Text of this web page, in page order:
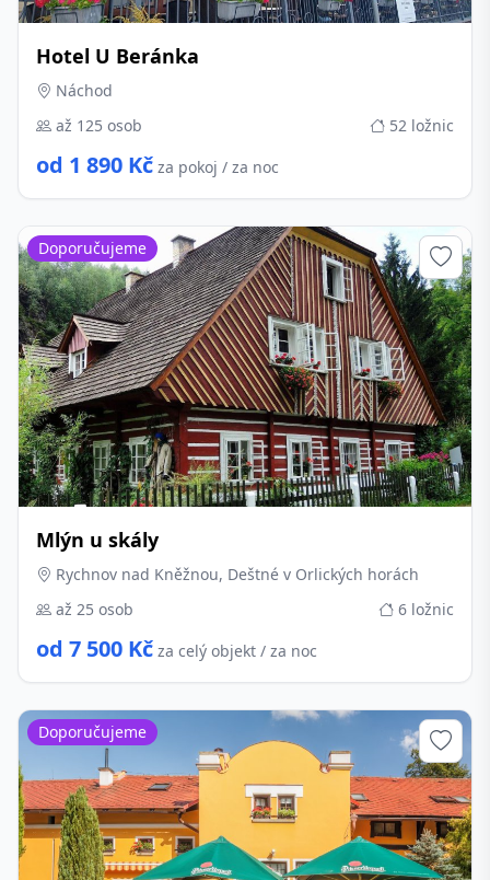
Hotel U Beránka
Náchod
až 125 osob
52 ložnic
od 1 890 Kč za pokoj / za noc
Mlýn u skály
Rychnov nad Kněžnou, Deštné v Orlických horách
až 25 osob
6 ložnic
od 7 500 Kč za celý objekt / za noc
Doporučujeme
Doporučujeme